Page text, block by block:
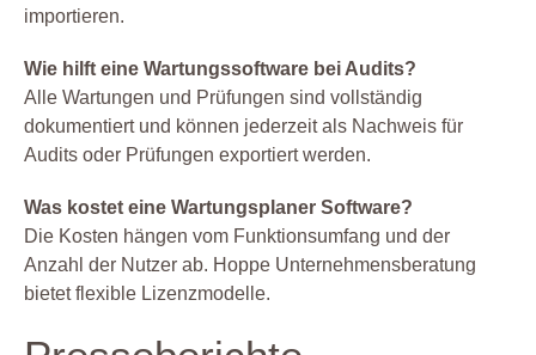
importieren.
Wie hilft eine Wartungssoftware bei Audits?
Alle Wartungen und Prüfungen sind vollständig
dokumentiert und können jederzeit als Nachweis für
Audits oder Prüfungen exportiert werden.
Was kostet eine Wartungsplaner Software?
Die Kosten hängen vom Funktionsumfang und der
Anzahl der Nutzer ab. Hoppe Unternehmensberatung
bietet flexible Lizenzmodelle.